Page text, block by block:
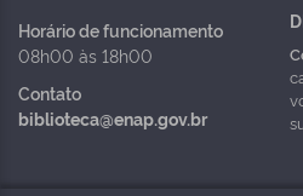
Horário de funcionamento
08h00 às 18h00
Contato
biblioteca@enap.gov.br